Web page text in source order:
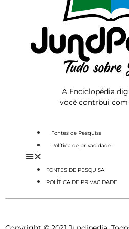
A Enciclopédia
você contrbui
Fontes de Pesquisa
Política de privacidade
FONTES DE PESQUISA
POLÍTICA DE PRIVACIDADE